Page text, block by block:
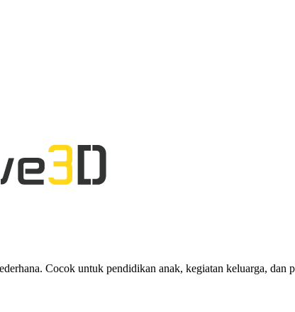
Cocok untuk pendidikan anak, kegiatan keluarga,